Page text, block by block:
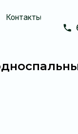
66 63 419 70 40